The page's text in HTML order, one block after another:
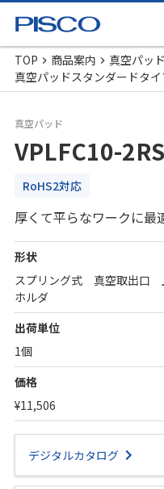
TOP 商品案内
真空パッド
真空パッドスタンダードタ
真空パッド
VPLFC10-
RoHS2対応
厚くて平らなワークに最
形状
スプリング式 真空取出口
ホルダ
出荷単位
1個
価格
¥11,506
デジタルカタログ